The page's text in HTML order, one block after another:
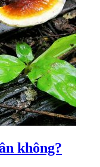
không?